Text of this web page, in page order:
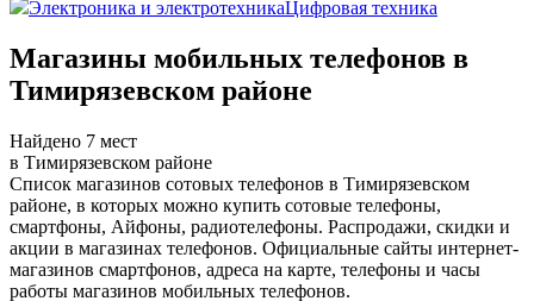
Электроника и электротехникаЦифровая техника
Магазины мобильных телефонов в
Тимирязевском районе
Найдено 7 мест
в Тимирязевском районе
Список магазинов сотовых телефонов в Тимирязевском
районе, в которых можно купить сотовые телефоны,
смартфоны, Айфоны, радиотелефоны. Распродажи, скидки и
акции в магазинах телефонов. Официальные сайты интернет-
магазинов смартфонов, адреса на карте, телефоны и часы
работы магазинов мобильных телефонов.